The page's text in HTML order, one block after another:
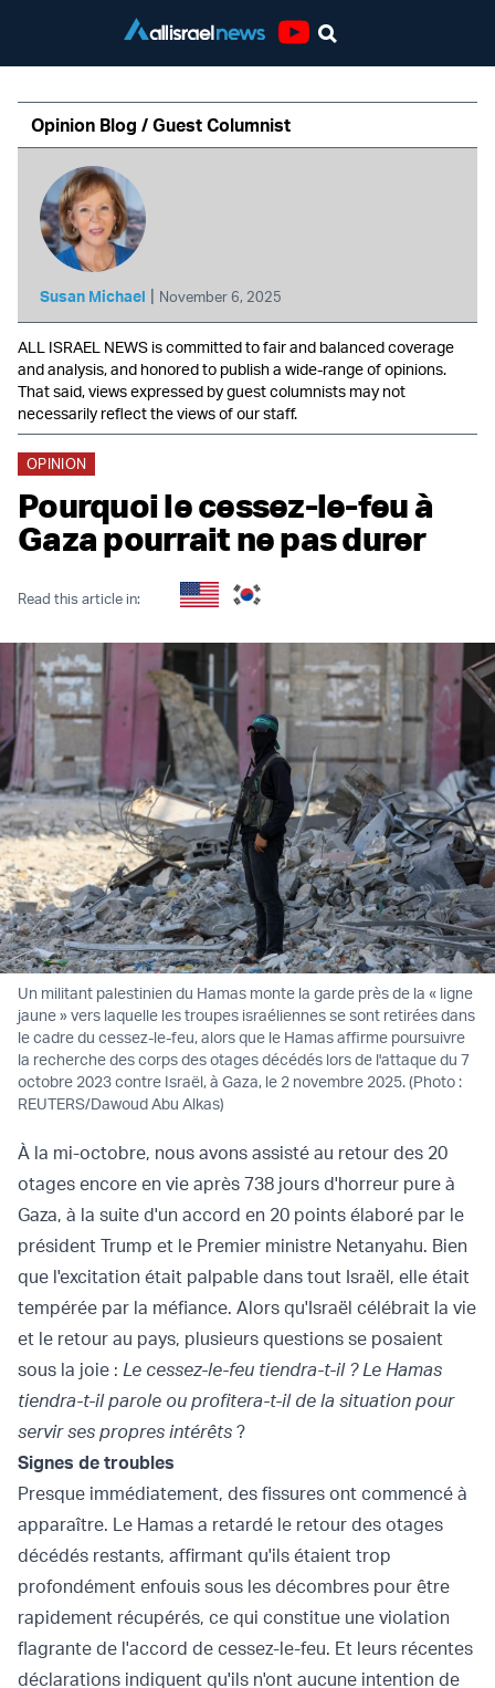
Opinion Blog / Guest Columnist
Susan Michael | November 6, 2025
ALL ISRAEL NEWS is committed to fair and balanced coverage
and analysis, and honored to publish a wide-range of opinions.
That said, views expressed by guest columnists may not
necessarily reflect the views of our staff.
OPINION
Pourquoi le cessez-le-feu à
Gaza pourrait ne pas durer
Read this article in:
Un militant palestinien du Hamas monte la garde près de la « ligne
jaune » vers laquelle les troupes israéliennes se sont retirées dans
le cadre du cessez-le-feu, alors que le Hamas affirme poursuivre
la recherche des corps des otages décédés lors de l'attaque du 7
octobre 2023 contre Israël, à Gaza, le 2 novembre 2025. (Photo :
REUTERS/Dawoud Abu Alkas)
À la mi-octobre, nous avons assisté au retour des 20
otages encore en vie après 738 jours d'horreur pure à
Gaza, à la suite d'un accord en 20 points élaboré par le
président Trump et le Premier ministre Netanyahu. Bien
que l'excitation était palpable dans tout Israël, elle était
tempérée par la méfiance. Alors qu'Israël célébrait la vie
et le retour au pays, plusieurs questions se posaient
sous la joie : Le cessez-le-feu tiendra-t-il ? Le Hamas
tiendra-t-il parole ou profitera-t-il de la situation pour
servir ses propres intérêts ?
Signes de troubles
Presque immédiatement, des fissures ont commencé à
apparaître. Le Hamas a retardé le retour des otages
décédés restants, affirmant qu'ils étaient trop
profondément enfouis sous les décombres pour être
rapidement récupérés, ce qui constitue une violation
flagrante de l'accord de cessez-le-feu. Et leurs récentes
déclarations indiquent qu'ils n'ont aucune intention de